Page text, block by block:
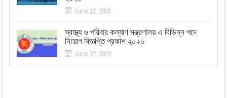
June 12, 2020
স্বাস্থ্য ও পরিবার কল্যাণ মন্ত্রণালয় এ বিভিন্ন পদে
নিয়োগ বিজ্ঞপ্তি প্রকাশ ২০২০
June 12, 2020